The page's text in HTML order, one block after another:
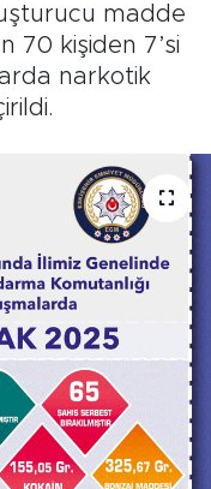
madde
70 kişiden 7’si
narkotik